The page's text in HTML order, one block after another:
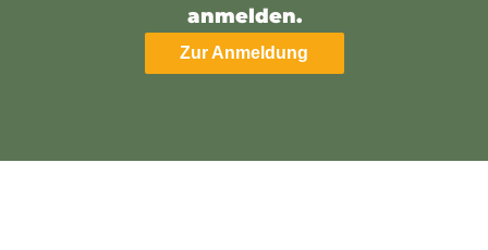
anmelden.
Zur Anmeldung